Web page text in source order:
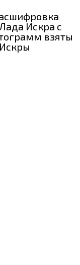
Искра с
взяты